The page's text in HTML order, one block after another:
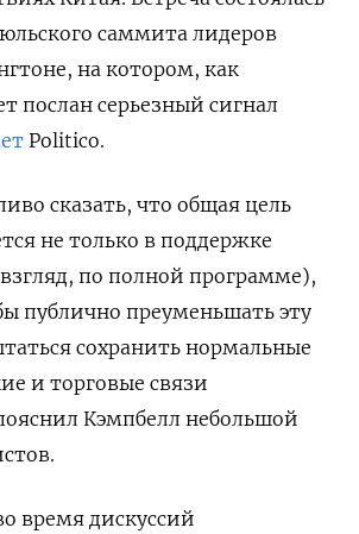
саммита лидеров
на котором, как
послан серьезный сигнал
Politico.
сказать, что общая цель
не только в поддержке
по полной программе),
публично преуменьшать эту
сохранить нормальные
и торговые связи
Кэмпбелл небольшой
время дискуссий